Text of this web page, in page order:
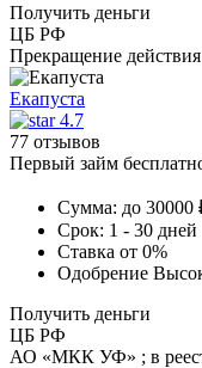
Получить деньги
ЦБ РФ
Прекращение
Екапуста
4.7
77 отзывов
Первый займ
Сумма: до 30000
Срок: 1 - 30 дней
Ставка от 0%
Одобрение
Получить деньги
ЦБ РФ
АО «МКК УФ» ; в